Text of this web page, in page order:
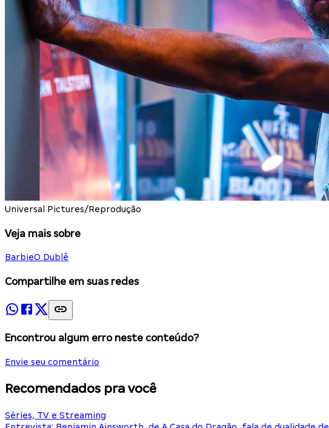
Universal Pictures/Reprodução
Veja mais sobre
BarbieO Dublê
Compartilhe em suas redes
Encontrou algum erro neste conteúdo?
Envie seu comentário
Recomendados pra você
Séries, TV e Streaming